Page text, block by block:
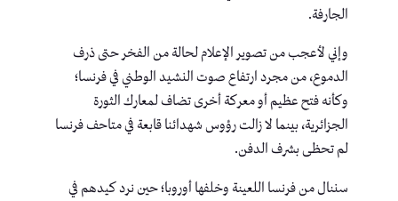
الجارفة.
وإني لأعجب من تصوير الإعلام لحالة من الفخر حتى ذرف
الدموع، من مجرد ارتفاع صوت النشيد الوطني في فرنسا؛
وكأنه فتح عظيم أو معركة أخرى تضاف لمعارك الثورة
الجزائرية، بينما لا زالت رؤوس شهدائنا قابعة في متاحف فرنسا
لم تحظى بشرف الدفن.
سننال من فرنسا اللعينة وخلفها أوروبا؛ حين نرد كيدهم في